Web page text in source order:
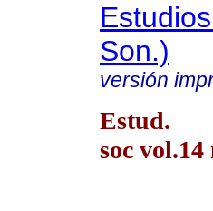
Son.)
versión
Estud.
soc